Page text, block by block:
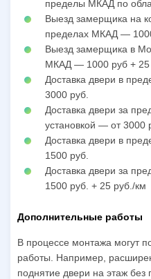
пределы МКАД по
Выезд замерщика на
пределах МКАД —
Выезд замерщика в
МКАД — 1000 руб + 25
Доставка двери в
3000 руб.
Доставка двери за
установкой — от 3000
Доставка двери в
1500 руб.
Доставка двери за
1500 руб. + 25 руб./км
Дополнительные работы
В процессе монтажа могут
работы. Например,
поднятие двери на этаж без